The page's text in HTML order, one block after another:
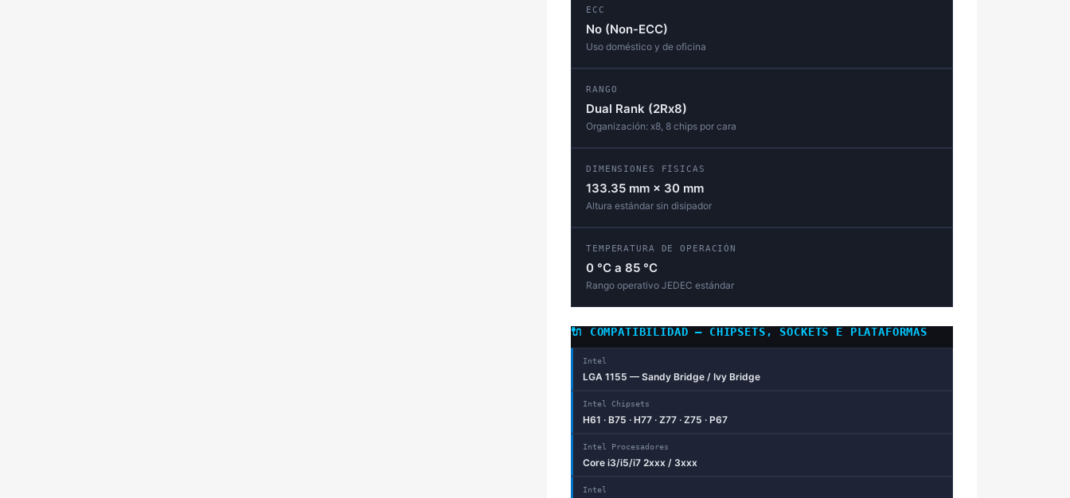
ECC
No (Non-ECC)
Uso doméstico y de oficina
RANGO
Dual Rank (2Rx8)
Organización: x8, 8 chips por cara
DIMENSIONES FÍSICAS
133.35 mm × 30 mm
Altura estándar sin disipador
TEMPERATURA DE OPERACIÓN
0 °C a 85 °C
Rango operativo JEDEC estándar
🔌 COMPATIBILIDAD — CHIPSETS, SOCKETS E PLATAFORMAS
Intel
LGA 1155 — Sandy Bridge / Ivy Bridge
Intel Chipsets
H61 · B75 · H77 · Z77 · Z75 · P67
Intel Procesadores
Core i3/i5/i7 2xxx / 3xxx
Intel